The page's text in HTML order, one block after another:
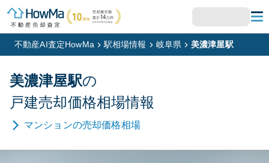
不動産AI査定HowMa 駅相場情報 岐阜県 美濃津屋駅
美濃津屋駅の
戸建売却価格相場情報
マンションの売却価格相場